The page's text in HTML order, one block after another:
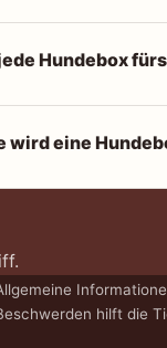
Hundebox
wird eine
hilft die